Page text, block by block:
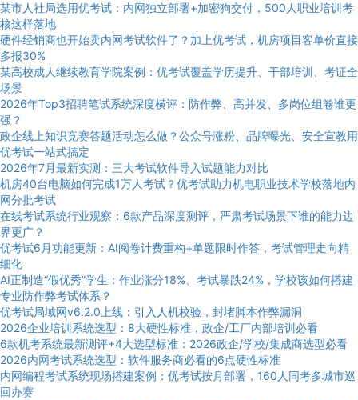
某市人社局选用优考试：内网独立部署+加密狗交付，500人职业培训考
核这样落地
硬件经销商也开始卖内网考试软件了？加上优考试，机房项目客单价直接
多报30%
某高校成人继续教育学院案例：优考试覆盖学历提升、干部培训、考证全
场景
2026年Top3招聘笔试系统深度横评：防作弊、高并发、多岗位组卷谁更
强？
政企线上知识竞赛答题活动怎么做？公众号涨粉、品牌曝光、安全宣教用
优考试一站式搞定
2026年7月最新实测：三大考试软件导入试题能力对比
机房40台电脑如何完成1万人考试？优考试助力机电职业技术学校落地内
网分批考试
在线考试系统行业观察：6款产品深度测评，严肃考试场景下谁的能力边
界更广？
优考试6月功能更新：AI阅卷计费重构+单题限时作答，考试管理走向精
细化
AI正制造“假优秀”学生：作业涨分18%、考试暴跌24%，学校该如何搭建
专业防作弊考试体系？
优考试局域网v6.2.0上线：引入人机校验，封堵脚本作弊漏洞
2026企业培训系统选型：8大硬性标准，政企/工厂内部培训必看
6款机考系统最新测评+4大选型标准：2026政企/学校/集成商选型必看
2026内网考试系统选型：软件服务商必看的6点硬性标准
内网编程考试系统现场搭建案例：优考试按月部署，160人同考多城市巡
回办赛